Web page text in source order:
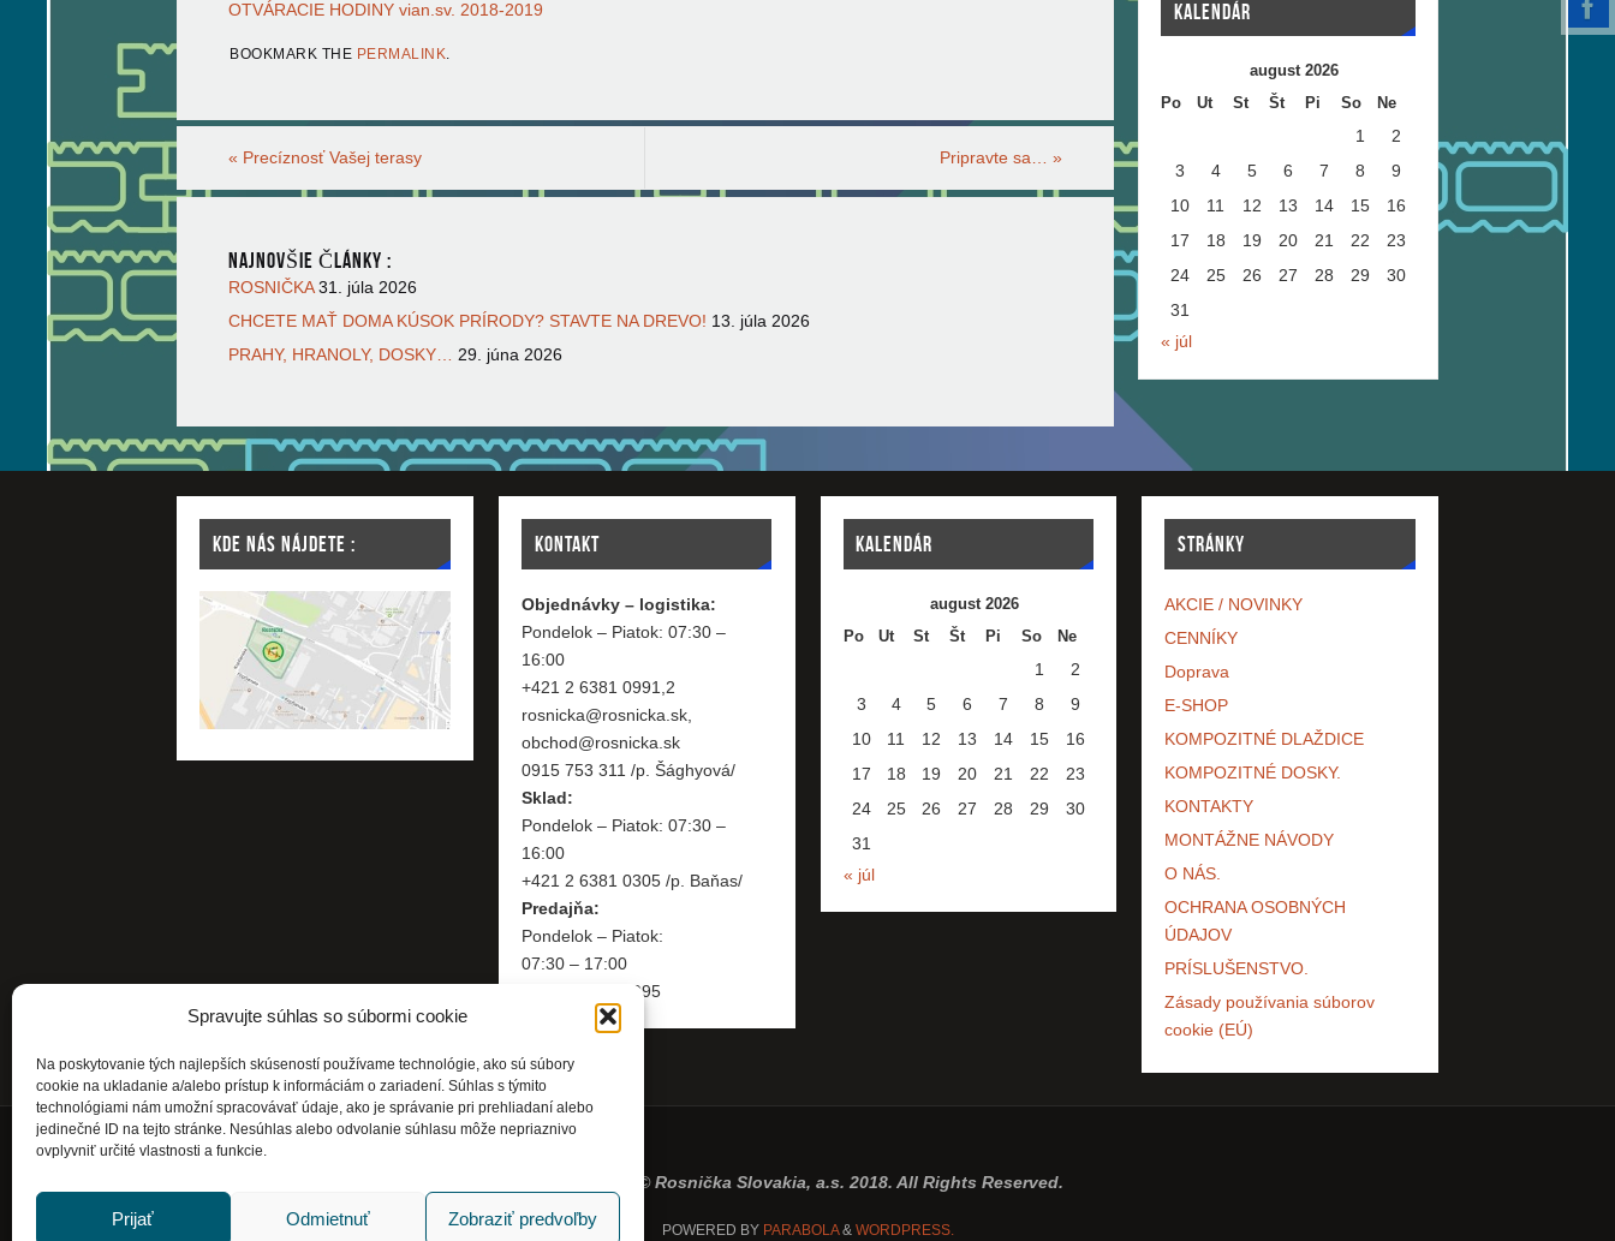
Spravujte súhlas so súbormi cookie
Na poskytovanie tých najlepších skúseností používame technológie, ako sú súbory
cookie na ukladanie a/alebo prístup k informáciám o zariadení. Súhlas s týmito
technológiami nám umožní spracovávať údaje, ako je správanie pri prehliadaní alebo
jedinečné ID na tejto stránke. Nesúhlas alebo odvolanie súhlasu môže nepriaznivo
ovplyvniť určité vlastnosti a funkcie.
Prijať Odmietnuť Zobraziť predvoľby
OTVÁRACIE HODINY vian.sv. 2018-2019
BOOKMARK THE PERMALINK.
« Precíznosť Vašej terasy Pripravte sa… »
NAJNOVŠIE ČLÁNKY :
ROSNIČKA 31. júla 2026
CHCETE MAŤ DOMA KÚSOK PRÍRODY? STAVTE NA DREVO! 13. júla 2026
PRAHY, HRANOLY, DOSKY… 29. júna 2026
KALENDÁR
august 2026
Po
Ut St Št Pi So Ne
1
2
3
4 5 6 7 8
9
10
11 12 13 14 15
16
17
18 19 20 21 22
23
24
25 26 27 28 29
30
31
« júl
KDE NÁS NÁJDETE : KONTAKT
Objednávky – logistika:
Pondelok – Piatok: 07:30 –
16:00
+421 2 6381 0991,2
rosnicka@rosnicka.sk,
obchod@rosnicka.sk
0915 753 311 /p. Šághyová/
Sklad:
Pondelok – Piatok: 07:30 –
16:00
+421 2 6381 0305 /p. Baňas/
Predajňa:
Pondelok – Piatok:
07:30 – 17:00
+421 2 6381 0995
KALENDÁR
august 2026
Po
Ut St Št Pi So Ne
1
2
3
4 5 6 7 8
9
10
11 12 13 14 15
16
17
18 19 20 21 22
23
24
25 26 27 28 29
30
31
« júl
STRÁNKY
AKCIE / NOVINKY
CENNÍKY
Doprava
E-SHOP
KOMPOZITNÉ DLAŽDICE
KOMPOZITNÉ DOSKY.
KONTAKTY
MONTÁŽNE NÁVODY
O NÁS.
OCHRANA OSOBNÝCH
ÚDAJOV
PRÍSLUŠENSTVO.
Zásady používania súborov
cookie (EÚ)
Copyright © Rosnička Slovakia, a.s. 2018. All Rights Reserved.
POWERED BY PARABOLA& WORDPRESS.